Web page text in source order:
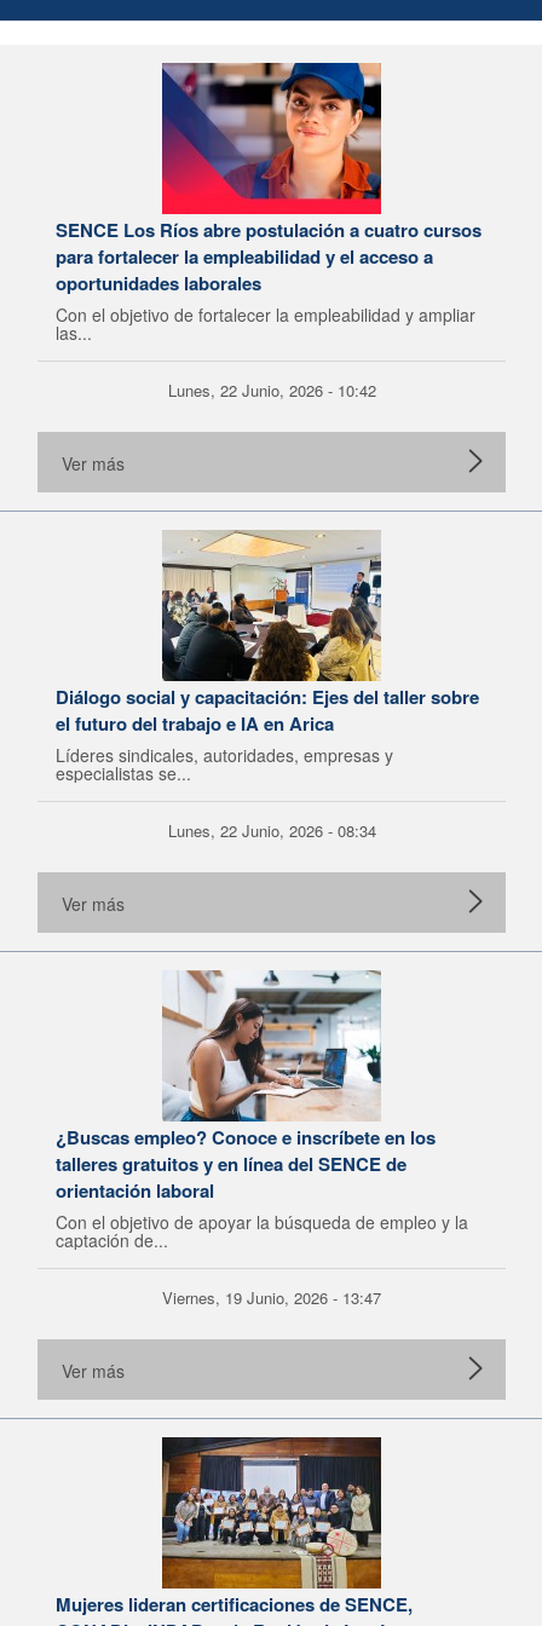
SENCE Los Ríos abre postulación a cuatro cursos
para fortalecer la empleabilidad y el acceso a
oportunidades laborales
Con el objetivo de fortalecer la empleabilidad y ampliar
las...
Lunes, 22 Junio, 2026 - 10:42
Ver más
Diálogo social y capacitación: Ejes del taller sobre
el futuro del trabajo e IA en Arica
Líderes sindicales, autoridades, empresas y
especialistas se...
Lunes, 22 Junio, 2026 - 08:34
Ver más
¿Buscas empleo? Conoce e inscríbete en los
talleres gratuitos y en línea del SENCE de
orientación laboral
Con el objetivo de apoyar la búsqueda de empleo y la
captación de...
Viernes, 19 Junio, 2026 - 13:47
Ver más
Mujeres lideran certificaciones de SENCE,